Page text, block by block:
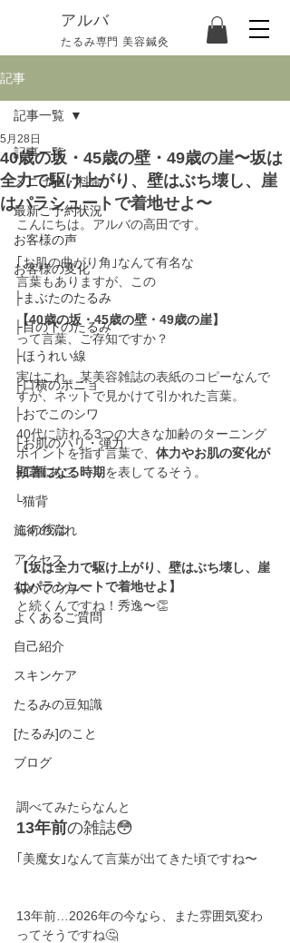
​アルバ
たるみ専門 美容鍼灸
記事
記事一覧
メニュー・料金
最新ご予約状況
お客様の声
お客様の変化
├まぶたのたるみ
├目の下のたるみ
├ほうれい線
├口横のポニョ
├おでこのシワ
├お肌のハリ・弾力
├二重あご
└猫背
施術の流れ
アクセス
初めての方へ
よくあるご質問
自己紹介
スキンケア
たるみの豆知識
[たるみ]のこと
ブログ
記事一覧
40歳の坂・45歳の壁・49歳の崖〜坂は
全力で駆け上がり、壁はぶち壊し、崖
はパラシュートで着地せよ〜
5月28日
こんにちは。アルバの高田です。
｢お肌の曲がり角｣なんて有名な
言葉もありますが、この
【40歳の坂・45歳の壁・49歳の崖】
って言葉、ご存知ですか？
実はこれ、某美容雑誌の表紙のコピーなんで
すが、ネットで見かけて引かれた言葉。
40代に訪れる3つの大きな加齢のターニング
ポイントを指す言葉で、 体力やお肌の変化が
顕著になる時期を表してるそう。
この後は
【坂は全力で駆け上がり、壁はぶち壊し、崖
はパラシュートで着地せよ】
と続くんですね！秀逸〜👏
調べてみたらなんと
13年前の雑誌😳
｢美魔女｣なんて言葉が出てきた頃ですね〜
13年前…2026年の今なら、また雰囲気変わ
ってそうですね🤔